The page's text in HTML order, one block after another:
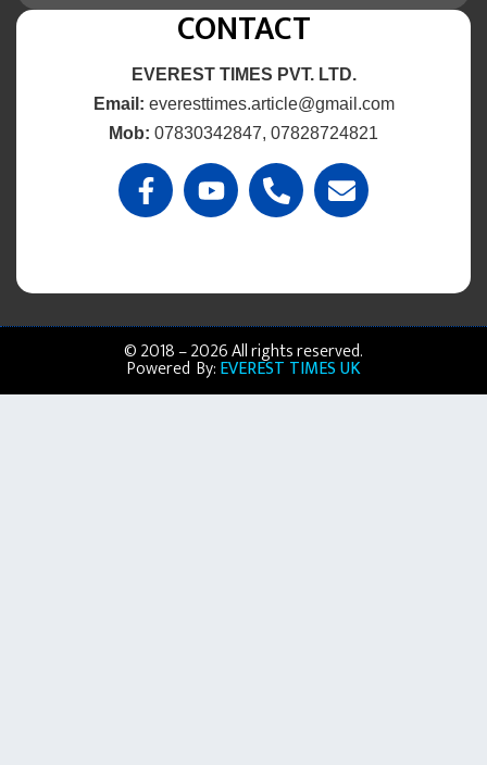
CONTACT
EVEREST TIMES PVT. LTD.
Email: everesttimes.article@gmail.com
Mob: 07830342847, 07828724821
© 2018 – 2026 All rights reserved.
Powered By:EVEREST TIMES UK